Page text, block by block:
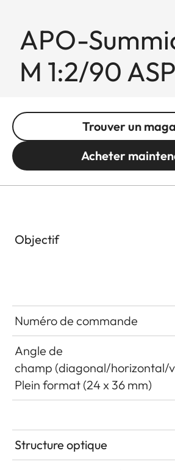
APO-
M 1:2/90
Trouver un
Acheter
Objectif
Numéro de commande
Angle de
champ (diagonal/horizontal/
Plein format (24 x 36 mm)
Structure optique